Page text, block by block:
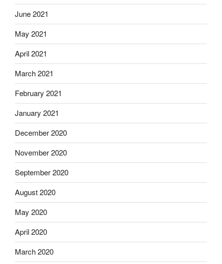
June 2021
May 2021
April 2021
March 2021
February 2021
January 2021
December 2020
November 2020
September 2020
August 2020
May 2020
April 2020
March 2020